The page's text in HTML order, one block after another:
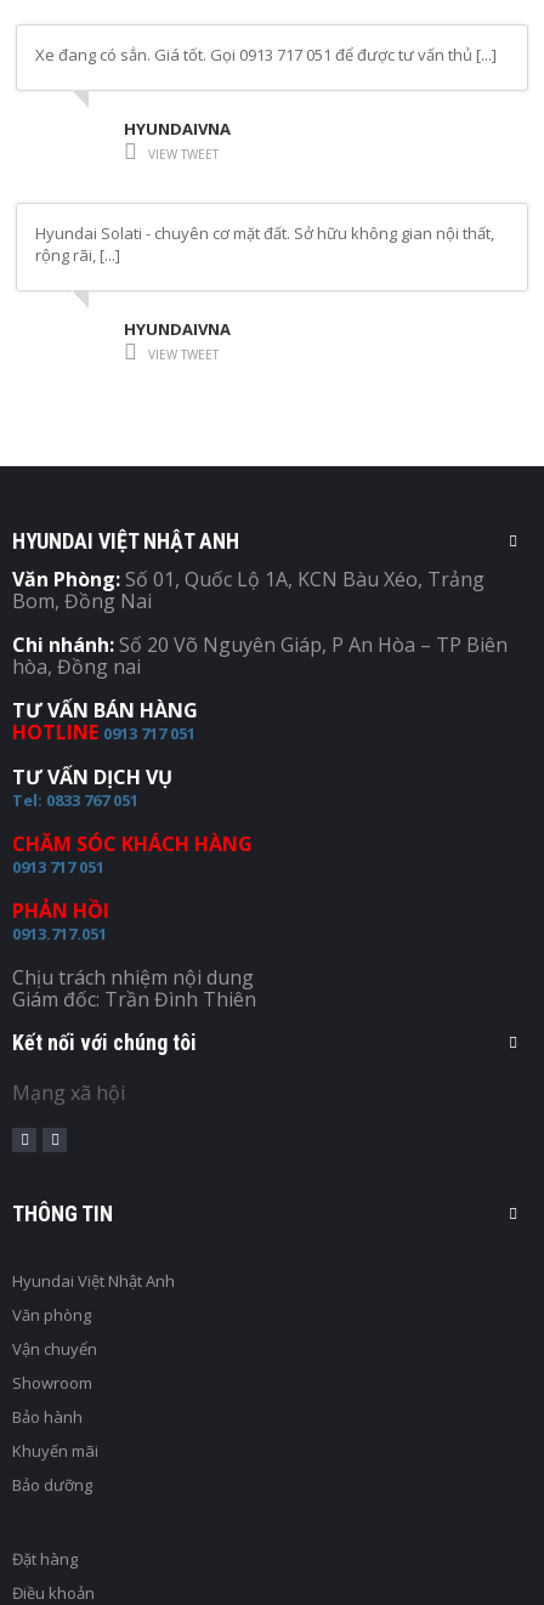
Xe đang có sẳn. Giá tốt. Gọi 0913 717 051 để được tư vấn thủ [...]
HYUNDAIVNA
VIEW TWEET
Hyundai Solati - chuyên cơ mặt đất. Sở hữu không gian nội thất,
rộng rãi, [...]
HYUNDAIVNA
VIEW TWEET
HYUNDAI VIỆT NHẬT ANH
Văn Phòng:Số 01, Quốc Lộ 1A, KCN Bàu Xéo, Trảng
Bom, Đồng Nai
Chi nhánh:Số 20 Võ Nguyên Giáp, P An Hòa – TP Biên
hòa, Đồng nai
TƯ VẤN BÁN HÀNG
HOTLINE 0913 717 051
TƯ VẤN DỊCH VỤ
Tel: 0833 767 051
CHĂM SÓC KHÁCH HÀNG
0913 717 051
PHẢN HỒI
0913.717.051
Chịu trách nhiệm nội dung
Giám đốc: Trần Đình Thiên
Kết nối với chúng tôi
Mạng xã hội
THÔNG TIN
Hyundai Việt Nhật Anh
Văn phòng
Vận chuyển
Showroom
Bảo hành
Khuyến mãi
Bảo dưỡng
Đặt hàng
Điều khoản